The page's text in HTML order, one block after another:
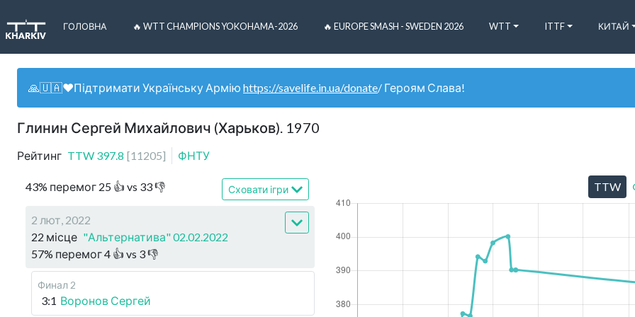
ГОЛОВНА 🔥 WTT CHAMPIONS YOKOHAMA-2026 🔥 EUROPE SMASH - SWEDEN 2026 WTT ITTF КИТАЙ
🙏🇺🇦❤️Підтримати Українську Армію https://savelife.in.ua/donate/ Героям Слава!
Глинин Сергей Михайлович (Харьков). 1970
Рейтинг TTW 397.8 [11205] ФНТУ
43% перемог 25 👍 vs 33👎 Сховати ігри
2 лют, 2022
22 місце "Альтернатива" 02.02.2022
57% перемог4 👍 vs 3👎
Финал 2
3:1 Воронов Сергей
TTW